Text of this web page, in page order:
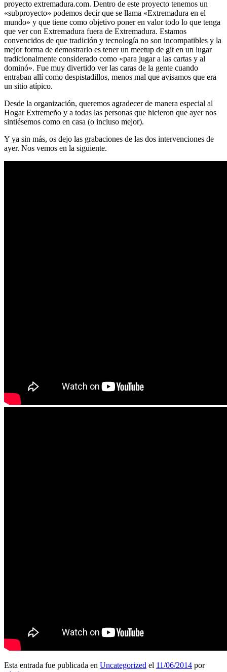
proyecto extremadura.com. Dentro de este proyecto tenemos un
«subproyecto» podemos decir que se llama «Extremadura en el
mundo» y que tiene como objetivo poner en valor todo lo que tenga
que ver con Extremadura fuera de Extremadura. Estamos
convencidos de que tradición y tecnología no son incompatibles y la
mejor forma de demostrarlo es tener un meetup de git en un lugar
tradicionalmente considerado como «para jugar a las cartas y al
dominó». Fue muy divertido ver las caras de la gente cuando
entraban allí como despistadillos, menos mal que avisamos que era
un sitio atípico.
Desde la organización, queremos agradecer de manera especial al
Hogar Extremeño y a todas las personas que hicieron que ayer nos
sintiésemos como en casa (o incluso mejor).
Y ya sin más, os dejo las grabaciones de las dos intervenciones de
ayer. Nos vemos en la siguiente.
Esta entrada fue publicada en Uncategorized el 11/06/2014 por